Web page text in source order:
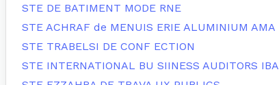
STE DE BATIMENT MODE RNE
STE ACHRAF de MENUIS ERIE ALUMINIUM AMA
STE TRABELSI DE CONF ECTION
STE INTERNATIONAL BU SIINESS AUDITORS IBA